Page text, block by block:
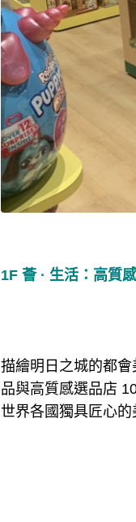
1F 薈 · 生活：高質
描繪明日之城的都
品與高質感選品店
世界各國獨具匠心